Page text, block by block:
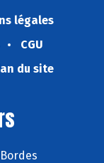
légales
CGU
du site